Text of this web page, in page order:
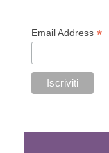
Email Address*